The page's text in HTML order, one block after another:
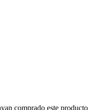
comprado este producto